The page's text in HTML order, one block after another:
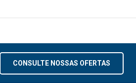
CONSULTE NOSSAS OFERTAS